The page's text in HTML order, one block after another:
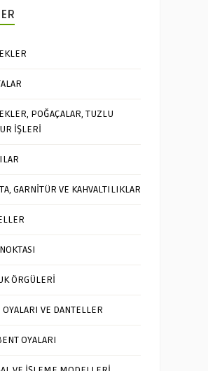
POĞAÇALAR, TUZLU
İŞLERİ
GARNİTÜR VE KAHVALTILIKLAR
ÖRGÜLERİ
OYALARI VE DANTELLER
OYALARI